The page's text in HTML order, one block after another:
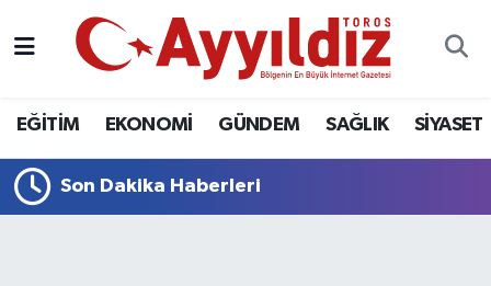
EĞİTİM EKONOMİ GÜNDEM SAĞLIK SİYASET
Son Dakika Haberleri